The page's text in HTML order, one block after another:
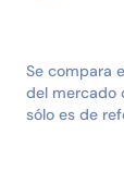
Se compara
del mercado
sólo es de